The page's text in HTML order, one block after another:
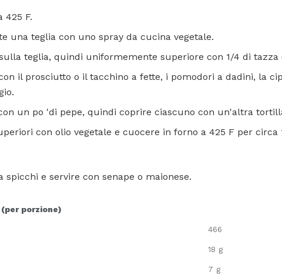
425 F.
una teglia con uno spray da cucina vegetale.
teglia, quindi uniformemente superiore con 1/4 di tazza
il prosciutto o il tacchino a fette, i pomodori a dadini, la
un po 'di pepe, quindi coprire ciascuno con un'altra
con olio vegetale e cuocere in forno a 425 F per circa
spicchi e servire con senape o maionese.
porzione)
466
18 g
7 g